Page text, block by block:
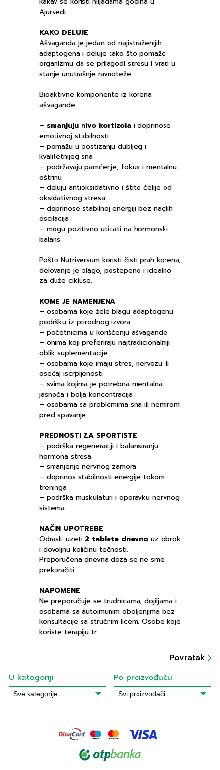
Ajurvedi.
KAKO DELUJE
Ašvaganda je jedan od najistraženijih
adaptogena i deluje tako što pomaže
organizmu da se prilagodi stresu i vrati u
stanje unutrašnje ravnoteže.
Bioaktivne komponente iz korena
ašvagande:
– smanjuju nivo kortizolai doprinose
emotivnoj stabilnosti
– pomažu u postizanju dubljeg i
kvalitetnijeg sna
– podržavaju pamćenje, fokus i mentalnu
oštrinu
– deluju antioksidativno i štite ćelije od
oksidativnog stresa
– doprinose stabilnoj energiji bez naglih
oscilacija
– mogu pozitivno uticati na hormonski
balans
Pošto Nutriversum koristi čisti prah korena,
delovanje je blago, postepeno i idealno
za duže cikluse.
KOME JE NAMENJENA
– osobama koje žele blagu adaptogenu
podršku iz prirodnog izvora
– početnicima u korišćenju ašvagande
– onima koji preferiraju najtradicionalniji
oblik suplementacije
– osobama koje imaju stres, nervozu ili
osećaj iscrpljenosti
– svima kojima je potrebna mentalna
jasnoća i bolja koncentracija
– osobama sa problemima sna ili nemirom
pred spavanje
PREDNOSTI ZA SPORTISTE
– podrška regeneraciji i balansiranju
hormona stresa
– smanjenje nervnog zamora
– doprinos stabilnosti energije tokom
treninga
– podrška muskulaturi i oporavku nervnog
sistema
NAČIN UPOTREBE
Odrasli: uzeti 2 tablete dnevnouz obrok
i dovoljnu količinu tečnosti.
Preporučena dnevna doza se ne sme
prekoračiti.
NAPOMENE
Ne preporučuje se trudnicama, dojiljama i
osobama sa autoimunim oboljenjima bez
konsultacije sa stručnim licem. Osobe koje
koriste terapiju tr
Povratak
U kategoriji
Po proizvođаču